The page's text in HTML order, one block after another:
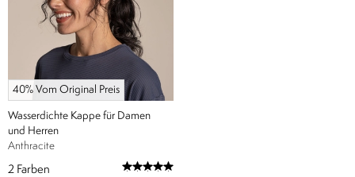
40% Vom Original Preis
Wasserdichte Kappe für Damen
und Herren
Anthracite
2 Farben